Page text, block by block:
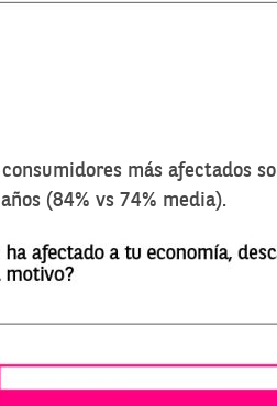
más afectados
(84% vs 74% media).